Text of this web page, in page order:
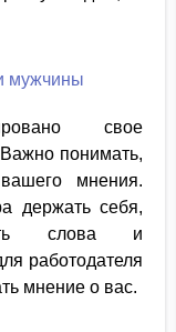
свое
понимать,
мнения.
держать себя,
слова и
работодателя
мнение о вас.